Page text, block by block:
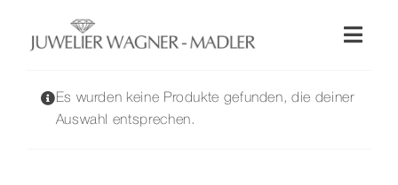
springen
Es wurden keine Produkte gefunden, die deiner
Auswahl entsprechen.